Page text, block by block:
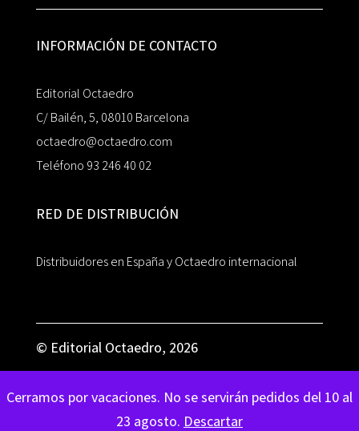
Cerramos por vacaciones. No se servirán pedidos del 10 al
23 agosto. Descartar
INFORMACIÓN DE CONTACTO
Editorial Octaedro
C/ Bailén, 5, 08010 Barcelona
octaedro@octaedro.com
Teléfono 93 246 40 02
RED DE DISTRIBUCIÓN
Distribuidores en España y Octaedro internacional
© Editorial Octaedro, 2026